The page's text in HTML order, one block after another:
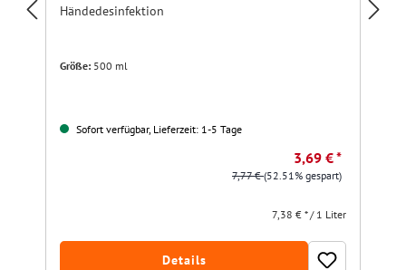
Händedesinfektion
Größe: 500 ml
Sofort verfügbar, Lieferzeit: 1-5 Tage
3,69 € *
7,77 €(52.51% gespart)
7,38 € * / 1 Liter
Details